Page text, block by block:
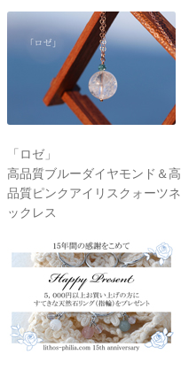
「ロゼ」
高品質ブルーダイヤモンド＆高
品質ピンクアイリスクォーツネ
ックレス